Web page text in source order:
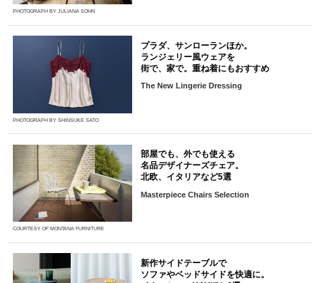
PHOTOGRAPH BY JULIANA SOHN
PHOTOGRAPH BY SHINSUKE SATO
プラダ、サンローランほか。
ランジェリー風ウェアを
街で、家で。重ね着にもおすすめ
The New Lingerie Dressing
COURTESY OF MONTANA FURNITURE
部屋でも、外でも使える
名品デザイナーズチェア。
北欧、イタリアなど5選
Masterpiece Chairs Selection
新作サイドテーブルで
ソファやベッドサイドを快適に。